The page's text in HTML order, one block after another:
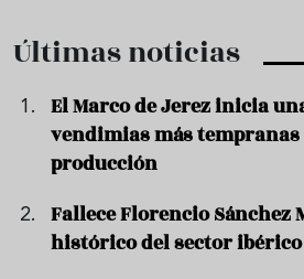
Últimas noticias
El Marco de Jerez inicia
vendimias más
producción
Fallece Florencio
histórico del sector